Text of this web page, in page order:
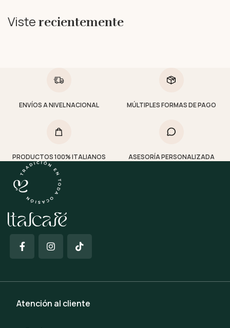
Viste recientemente
ENVÍOS A NIVEL NACIONAL MÚLTIPLES FORMAS DE PAGO
PRODUCTOS 100% ITALIANOS ASESORÍA PERSONALIZADA
Atención al cliente